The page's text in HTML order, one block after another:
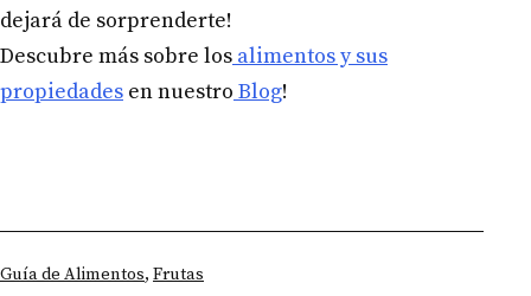
dejará de sorprenderte!
Descubre más sobre los alimentos y sus
propiedades en nuestro Blog!
Categorizado
Guía de Alimentos, Frutas